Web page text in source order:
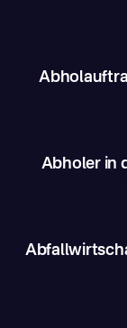
Abholer in